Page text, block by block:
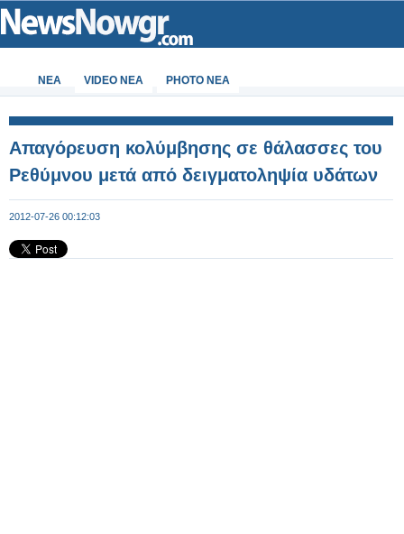
ΝΕΑ VIDEO NEA PHOTO NEA
Απαγόρευση κολύμβησης σε θάλασσες του
Ρεθύμνου μετά από δειγματοληψία υδάτων
2012-07-26 00:12:03